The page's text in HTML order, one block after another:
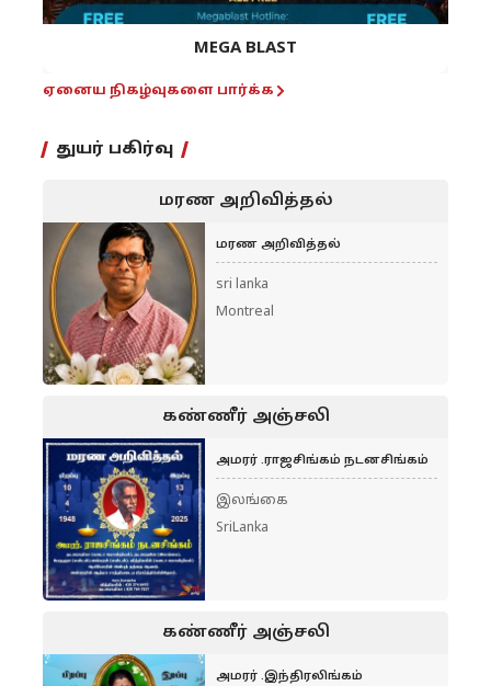
MEGA BLAST
ஏனைய நிகழ்வுகளை பார்க்க
துயர் பகிர்வு
மரண அறிவித்தல்
மரண அறிவித்தல்
sri lanka
Montreal
கண்ணீர் அஞ்சலி
அமரர் .ராஜசிங்கம் நடனசிங்கம்
இலங்கை
SriLanka
கண்ணீர் அஞ்சலி
அமரர் .இந்திரலிங்கம்